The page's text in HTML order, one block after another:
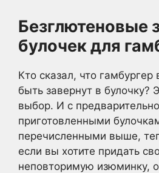
Безглютеновые
булочек для
Кто сказал, что
быть завернут в булочку?
выбор. И с предварительно
приготовленными
перечисленными выше,
если вы хотите придать
неповторимую изюминку,